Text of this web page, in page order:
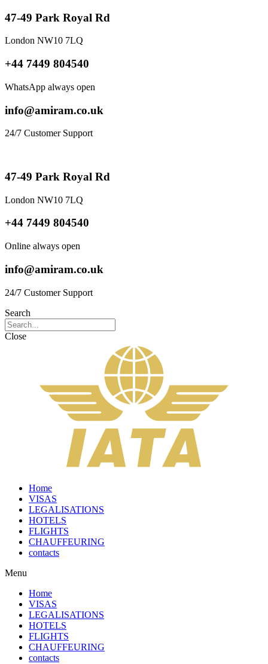
47-49 Park Royal Rd
London NW10 7LQ
+44 7449 804540
WhatsApp always open
info@amiram.co.uk
24/7 Customer Support
47-49 Park Royal Rd
London NW10 7LQ
+44 7449 804540
Online always open
info@amiram.co.uk
24/7 Customer Support
Search
Close
Home
VISAS
LEGALISATIONS
HOTELS
FLIGHTS
CHAUFFEURING
contacts
Menu
Home
VISAS
LEGALISATIONS
HOTELS
FLIGHTS
CHAUFFEURING
contacts